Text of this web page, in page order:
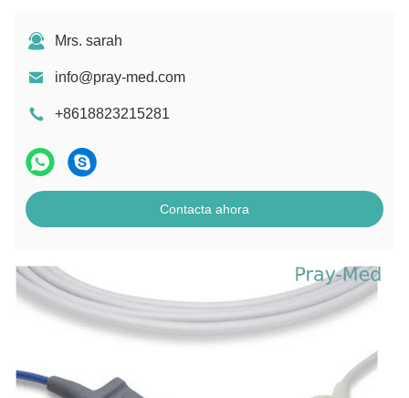
Mrs. sarah
info@pray-med.com
+8618823215281
Contacta ahora